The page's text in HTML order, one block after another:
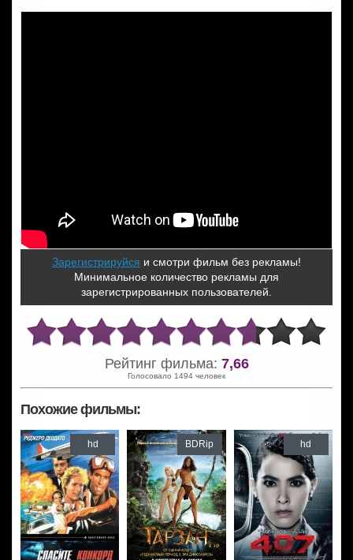
Зарегистрируйся и смотри фильм без рекламы!
Минимальное количество рекламы для
зарегистрированных пользователей.
Рейтинг фильма: 7,66
Голосовало 1494 человек
Похожие фильмы:
hd BDRip hd